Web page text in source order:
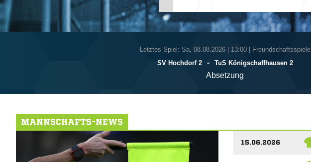
Letztes Spiel: Sa, 08.08.2026| 13:00 | Freundschaftsspiele
SV Hochdorf 2
- TuS Königschaffhausen 2
Absetzung
MANNSCHAFTS-NEWS
15.06.2026